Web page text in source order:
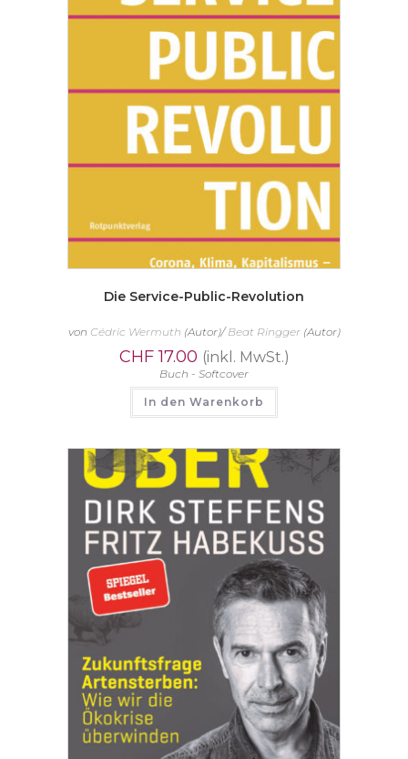
Die Service-Public-Revolution
von Cédric Wermuth (Autor)/Beat Ringger(Autor)
CHF17.00 (inkl. MwSt.)
Buch - Softcover
In den Warenkorb